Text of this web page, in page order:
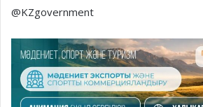
@KZgovernment